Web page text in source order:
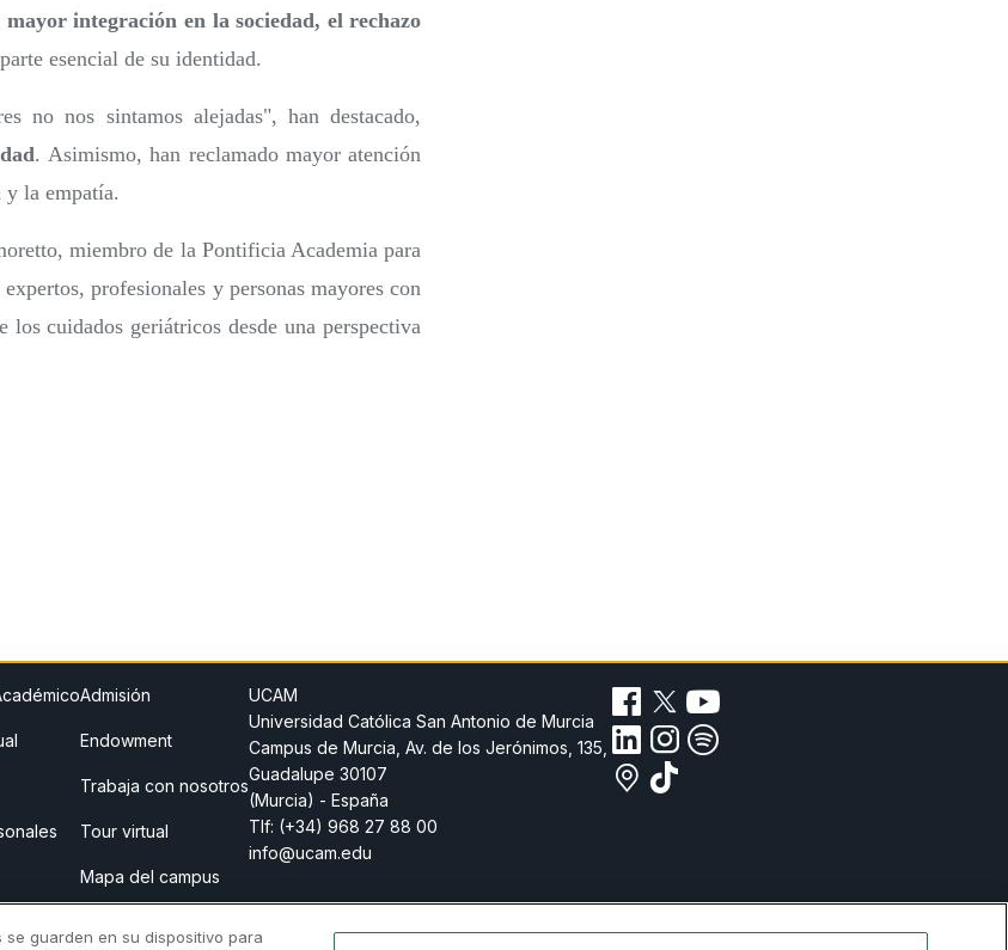
integración en la sociedad, el rechazo
esencial de su identidad.
no nos sintamos alejadas", han destacado,
. Asimismo, han reclamado mayor atención
la empatía.
miembro de la Pontificia Academia para
profesionales y personas mayores con
cuidados geriátricos desde una perspectiva
Admisión
Endowment
Trabaja con nosotros
Tour virtual
Mapa del campus
UCAM
Universidad Católica San Antonio de Murcia
Campus de Murcia, Av. de los Jerónimos, 135,
Guadalupe 30107
(Murcia) - España
Tlf: (+34) 968 27 88 00
info@ucam.edu
guarden en su dispositivo para